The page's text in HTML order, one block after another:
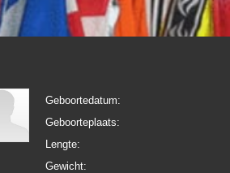
Geboortedatum:
Geboorteplaats:
Lengte:
Gewicht: